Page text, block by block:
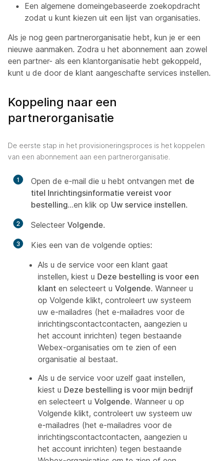
Een algemene domeingebaseerde zoekopdracht
zodat u kunt kiezen uit een lijst van organisaties.
Als je nog geen partnerorganisatie hebt, kun je er een
nieuwe aanmaken. Zodra u het abonnement aan zowel
een partner- als een klantorganisatie hebt gekoppeld,
kunt u de door de klant aangeschafte services instellen.
Koppeling naar een
partnerorganisatie
De eerste stap in het provisioneringsproces is het koppelen
van een abonnement aan een partnerorganisatie.
1 Open de e-mail die u hebt ontvangen met de
titel Inrichtingsinformatie vereist voor
bestelling...en klik op Uw service instellen.
2 Selecteer Volgende.
3
Kies een van de volgende opties:
Als u de service voor een klant gaat
instellen, kiest u Deze bestelling is voor een
klant en selecteert u Volgende. Wanneer u
op Volgende klikt, controleert uw systeem
uw e-mailadres (het e-mailadres voor de
inrichtingscontactcontacten, aangezien u
het account inrichten) tegen bestaande
Webex-organisaties om te zien of een
organisatie al bestaat.
Als u de service voor uzelf gaat instellen,
kiest u Deze bestelling is voor mijn bedrijf
en selecteert u Volgende. Wanneer u op
Volgende klikt, controleert uw systeem uw
e-mailadres (het e-mailadres voor de
inrichtingscontactcontacten, aangezien u
het account inrichten) tegen bestaande